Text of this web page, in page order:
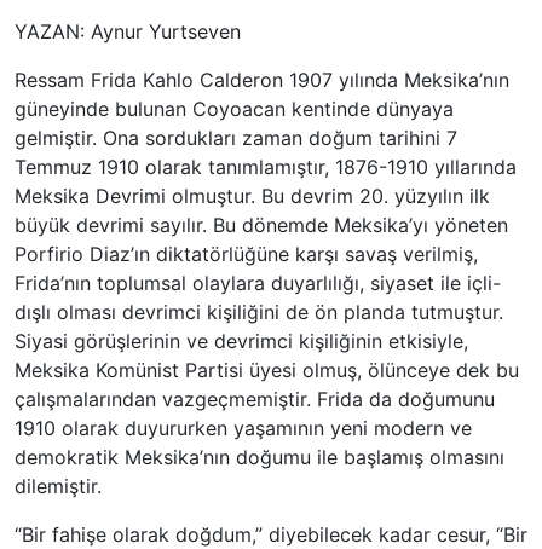
YAZAN: Aynur Yurtseven
Ressam Frida Kahlo Calderon 1907 yılında Meksika’nın
güneyinde bulunan Coyoacan kentinde dünyaya
gelmiştir. Ona sordukları zaman doğum tarihini 7
Temmuz 1910 olarak tanımlamıştır, 1876-1910 yıllarında
Meksika Devrimi olmuştur. Bu devrim 20. yüzyılın ilk
büyük devrimi sayılır. Bu dönemde Meksika’yı yöneten
Porfirio Diaz’ın diktatörlüğüne karşı savaş verilmiş,
Frida’nın toplumsal olaylara duyarlılığı, siyaset ile içli-
dışlı olması devrimci kişiliğini de ön planda tutmuştur.
Siyasi görüşlerinin ve devrimci kişiliğinin etkisiyle,
Meksika Komünist Partisi üyesi olmuş, ölünceye dek bu
çalışmalarından vazgeçmemiştir. Frida da doğumunu
1910 olarak duyururken yaşamının yeni modern ve
demokratik Meksika’nın doğumu ile başlamış olmasını
dilemiştir.
“Bir fahişe olarak doğdum,” diyebilecek kadar cesur, “Bir